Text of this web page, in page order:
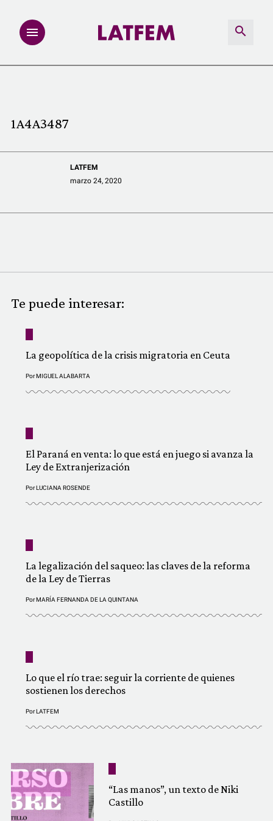
REDACCIÓN ABIERTA
LATFEMLAB.
QUIÉNES SOMOS
1A4A3487
LATFEM
marzo 24, 2020
Te puede interesar:
La geopolítica de la crisis migratoria en Ceuta
PorMIGUEL ALABARTA
El Paraná en venta: lo que está en juego si avanza la
Ley de Extranjerización
PorLUCIANA ROSENDE
La legalización del saqueo: las claves de la reforma
de la Ley de Tierras
PorMARÍA FERNANDA DE LA QUINTANA
Lo que el río trae: seguir la corriente de quienes
sostienen los derechos
PorLATFEM
“Las manos”, un texto de Niki
Castillo